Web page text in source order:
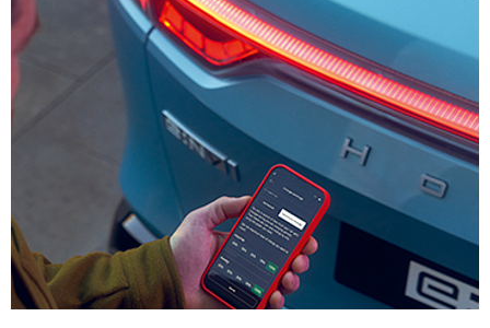
Zurück zur Portalseite